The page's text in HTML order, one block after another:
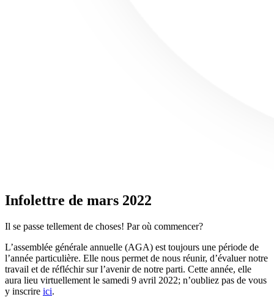
Infolettre de mars 2022
Il se passe tellement de choses! Par où commencer?
L’assemblée générale annuelle (AGA) est toujours une période de
l’année particulière. Elle nous permet de nous réunir, d’évaluer notre
travail et de réfléchir sur l’avenir de notre parti. Cette année, elle
aura lieu virtuellement le samedi 9 avril 2022; n’oubliez pas de vous
y inscrire ici.